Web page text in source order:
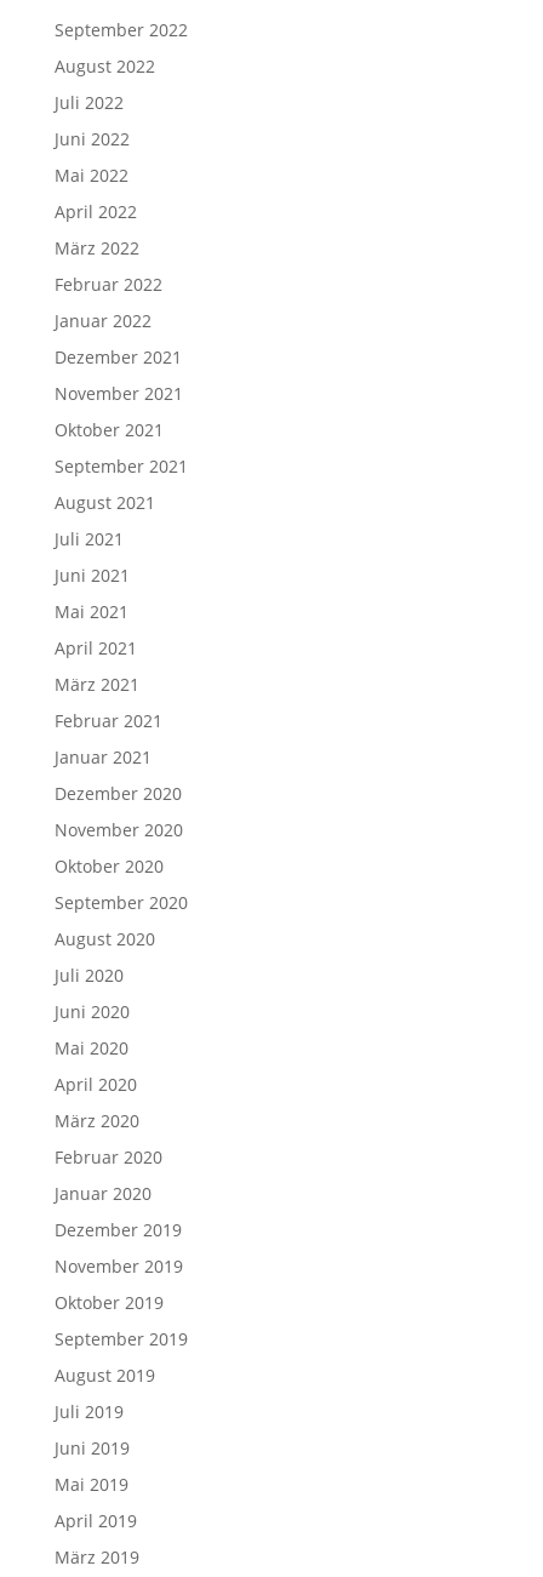
September 2022
August 2022
Juli 2022
Juni 2022
Mai 2022
April 2022
März 2022
Februar 2022
Januar 2022
Dezember 2021
November 2021
Oktober 2021
September 2021
August 2021
Juli 2021
Juni 2021
Mai 2021
April 2021
März 2021
Februar 2021
Januar 2021
Dezember 2020
November 2020
Oktober 2020
September 2020
August 2020
Juli 2020
Juni 2020
Mai 2020
April 2020
März 2020
Februar 2020
Januar 2020
Dezember 2019
November 2019
Oktober 2019
September 2019
August 2019
Juli 2019
Juni 2019
Mai 2019
April 2019
März 2019